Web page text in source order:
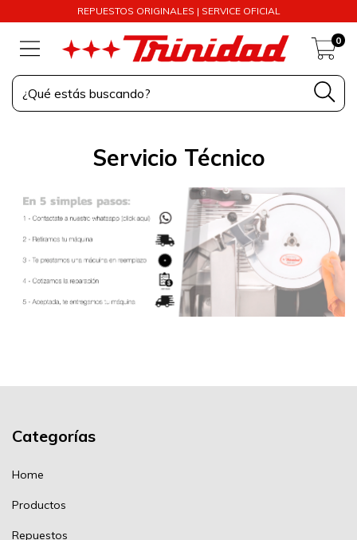
REPUESTOS ORIGINALES | SERVICE OFICIAL
0
Servicio Técnico
Categorías
Home
Productos
Repuestos